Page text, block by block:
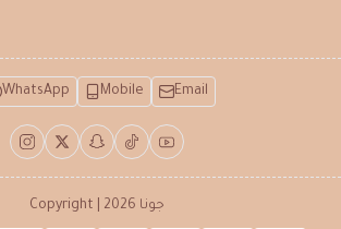
WhatsApp Mobile Email
Copyright | 2026 جونا